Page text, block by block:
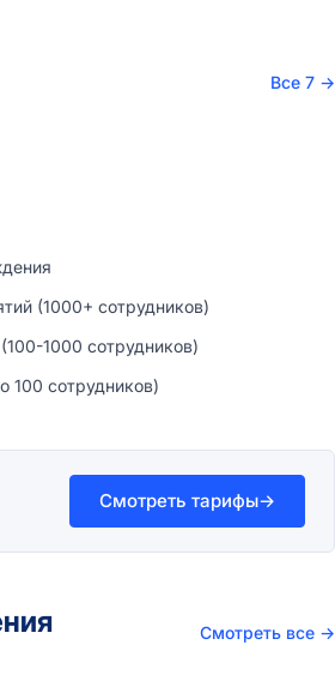
Все 7 →
(1000+ сотрудников)
1000 сотрудников)
100 сотрудников)
Смотреть тарифы→
Смотреть все →